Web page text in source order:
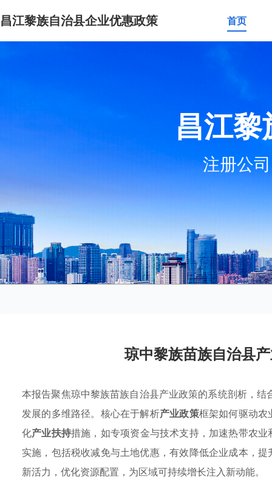
昌江黎族自治县企业优惠政策 首页
昌江
注册公
琼中黎族苗族自治县
本报告聚焦琼中黎族苗族自治县产业政策的系统剖析，
发展的多维路径。核心在于解析产业政策框架如何驱动农
化产业扶持措施，如专项资金与技术支持，加速热带农业
实施，包括税收减免与土地优惠，有效降低企业成本，提
新活力，优化资源配置，为区域可持续增长注入新动能。